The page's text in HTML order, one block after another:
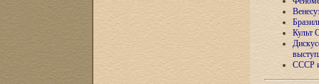
Культ
СССР и